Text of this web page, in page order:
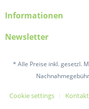
Informationen
Newsletter
* Alle Preise inkl. gesetzl.
Cookie settings Kontakt